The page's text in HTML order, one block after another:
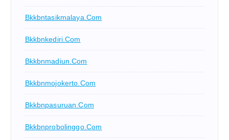
Bkkbntasikmalaya.com
Bkkbnkediri.com
Bkkbnmadiun.com
Bkkbnmojokerto.com
Bkkbnpasuruan.com
Bkkbnprobolinggo.com